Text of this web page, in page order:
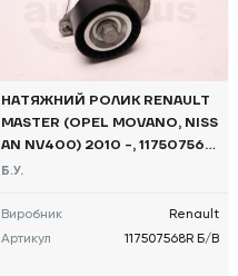
НАТЯЖНИЙ РОЛИК RENAULT
MASTER (OPEL MOVANO, NISS
AN NV400) 2010 -, 117507568
R Б/В
Б.У.
Виробник
Renault
Артикул
117507568R Б/В